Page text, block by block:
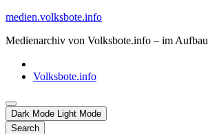
Skip
content
medien.volksbote.info
Medienarchiv von Volksbote.info – im Aufbau
Volksbote.info
Dark Mode Light Mode
Search